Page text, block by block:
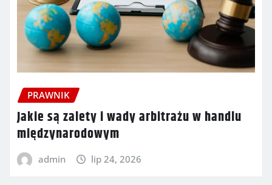
PRAWNIK
Jakie są zalety i wady arbitrażu w handlu
międzynarodowym
admin lip 24, 2026